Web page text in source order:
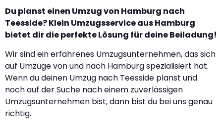
Du planst einen Umzug von Hamburg nach
Teesside? Klein Umzugsservice aus Hamburg
bietet dir die perfekte Lösung für deine Beiladung!
Wir sind ein erfahrenes Umzugsunternehmen, das sich
auf Umzüge von und nach Hamburg spezialisiert hat.
Wenn du deinen Umzug nach Teesside planst und
noch auf der Suche nach einem zuverlässigen
Umzugsunternehmen bist, dann bist du bei uns genau
richtig.